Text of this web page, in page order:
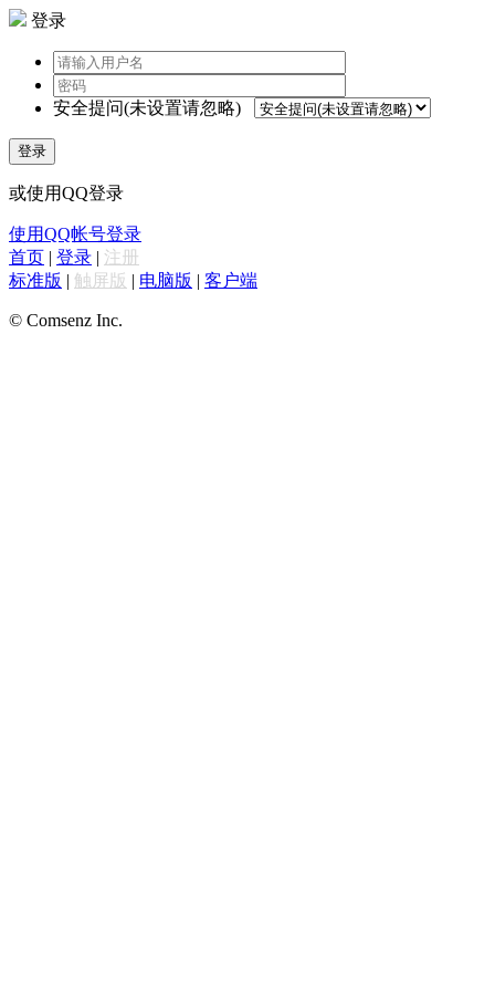
登录
安全提问(未设置请忽略)
登录
或使用QQ登录
使用QQ帐号登录
首页 | 登录 | 注册
标准版 | 触屏版 | 电脑版 | 客户端
© Comsenz Inc.